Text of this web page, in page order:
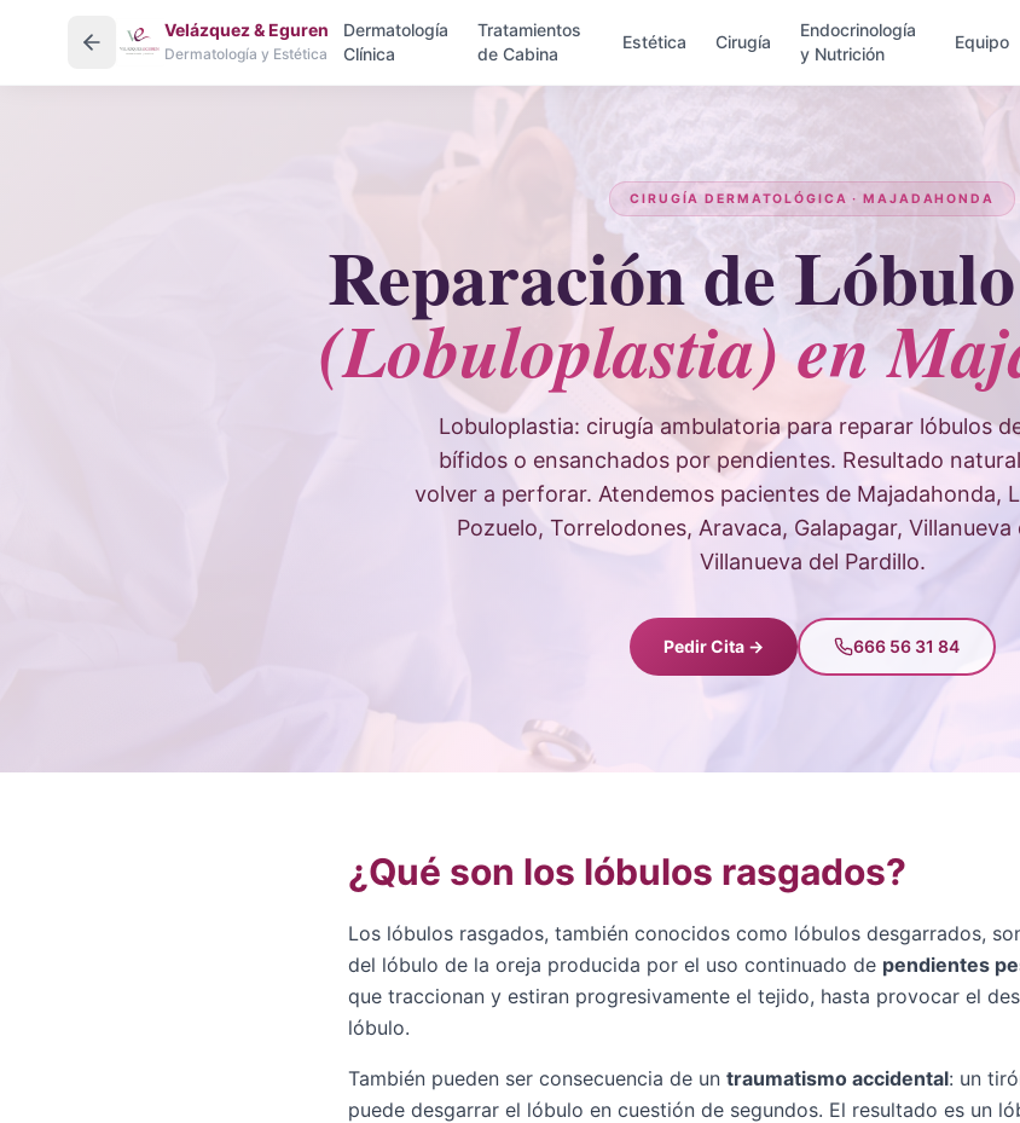
Velázquez & Eguren
Dermatología y Estética
Dermatología
Clínica
Tratamientos
de Cabina
Estética Cirugía
Endocrinología
y Nutrición
Equipo
CIRUGÍA DERMATOLÓGICA · MAJADAHONDA
Reparación de
(Lobuloplastia) en
Lobuloplastia: cirugía ambulatoria para reparar lóbulos
bífidos o ensanchados por pendientes. Resultado
volver a perforar. Atendemos pacientes de Majadahonda,
Pozuelo, Torrelodones, Aravaca, Galapagar, Villanueva
Villanueva del Pardillo.
Pedir Cita → 666 56 31 84
¿Qué son los lóbulos rasgados?
Los lóbulos rasgados, también conocidos como lóbulos desgarrados,
del lóbulo de la oreja producida por el uso continuado de pendientes
que traccionan y estiran progresivamente el tejido, hasta provocar el
lóbulo.
También pueden ser consecuencia de un traumatismo accidental: un
puede desgarrar el lóbulo en cuestión de segundos. El resultado es un